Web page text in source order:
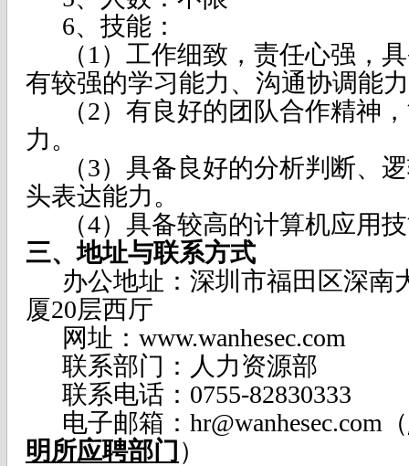
6、技能：
（1）工作细致，责任心强，
有较强的学习能力、沟通协调能
（2）有良好的团队合作精神
力。
（3）具备良好的分析判断、
头表达能力。
（4）具备较高的计算机应用
三、地址与联系方式
办公地址：深圳市福田区深南
厦20层西厅
网址：www.wanhesec.com
联系部门：人力资源部
联系电话：0755-82830333
电子邮箱：hr@wanhesec.com（
明所应聘部门 ）